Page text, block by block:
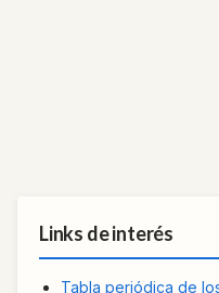
Links de interés
Tabla periódica de